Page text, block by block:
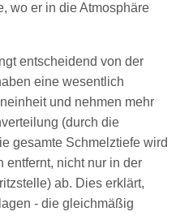
wo er in die Atmosphäre
entscheidend von der
eine wesentlich
und nehmen mehr
(durch die
gesamte Schmelztiefe wird
entfernt, nicht nur in der
ab. Dies erklärt,
- die gleichmäßig